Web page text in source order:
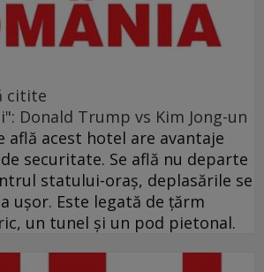
citite
Donald Trump vs Kim Jong-un
află acest hotel are avantaje
securitate. Se află nu departe
statului-oraş, deplasările se
uşor. Este legată de ţărm
un tunel şi un pod pietonal.